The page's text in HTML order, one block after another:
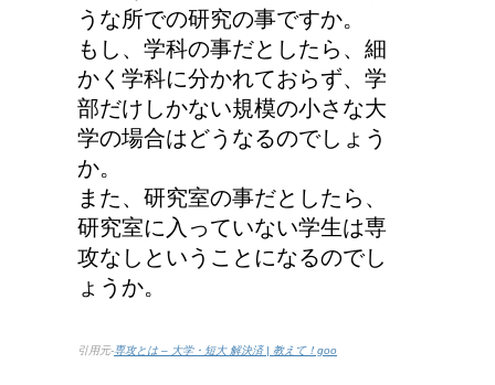
うな所での研究の事ですか。
もし、学科の事だとしたら、細
かく学科に分かれておらず、学
部だけしかない規模の小さな大
学の場合はどうなるのでしょう
か。
また、研究室の事だとしたら、
研究室に入っていない学生は専
攻なしということになるのでし
ょうか。
引用元-専攻とは – 大学・短大 解決済 | 教えて！goo